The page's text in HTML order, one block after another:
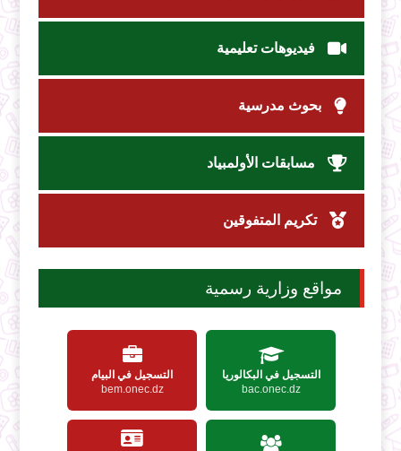
فيديوهات تعليمية
بحوث مدرسية
مسابقات الأولمبياد
تكريم المتفوقين
مواقع وزارية رسمية
التسجيل في البكالوريا
bac.onec.dz
التسجيل في البيام
bem.onec.dz